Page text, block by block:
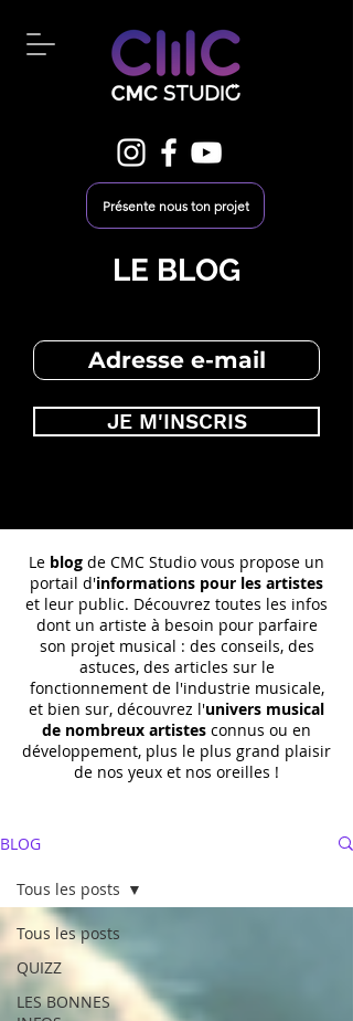
Présente nous ton projet
LE BLOG
JE M'INSCRIS
Le blog de CMC Studio vous propose un
portail d'informations pour les artistes
et leur public. Découvrez toutes les infos
dont un artiste à besoin pour parfaire
son projet musical : des conseils, des
astuces, des articles sur le
fonctionnement de l'industrie musicale,
et bien sur, découvrez l'univers musical
de nombreux artistes connus ou en
développement, plus le plus grand plaisir
de nos yeux et nos oreilles !
BLOG
Tous les posts
QUIZZ
LES BONNES
Tous les posts